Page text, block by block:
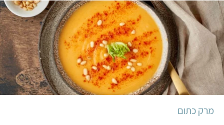
קל שעה ו-15 דקות 8 מנות
מרק כתום